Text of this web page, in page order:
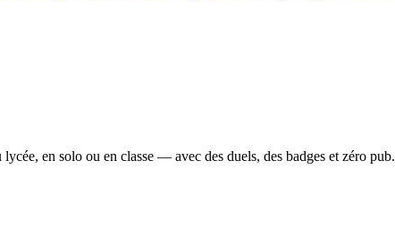
en solo ou en classe — avec des duels, des badges et zéro pub.